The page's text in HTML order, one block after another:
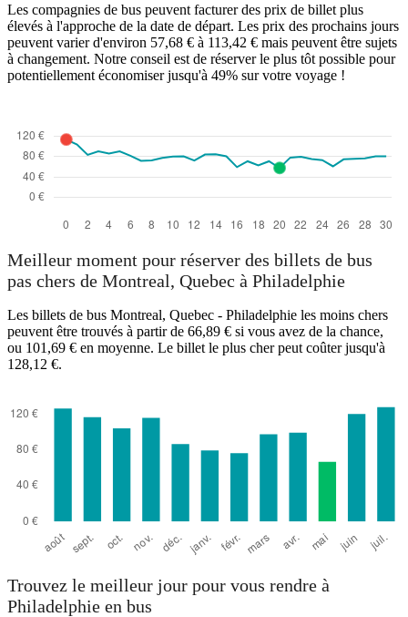
Les compagnies de bus peuvent facturer des prix de billet plus
élevés à l'approche de la date de départ. Les prix des prochains jours
peuvent varier d'environ 57,68 € à 113,42 € mais peuvent être sujets
à changement. Notre conseil est de réserver le plus tôt possible pour
potentiellement économiser jusqu'à 49% sur votre voyage !
Meilleur moment pour réserver des billets de bus
pas chers de Montreal, Quebec à Philadelphie
Les billets de bus Montreal, Quebec - Philadelphie les moins chers
peuvent être trouvés à partir de 66,89 € si vous avez de la chance,
ou 101,69 € en moyenne. Le billet le plus cher peut coûter jusqu'à
128,12 €.
Trouvez le meilleur jour pour vous rendre à
Philadelphie en bus